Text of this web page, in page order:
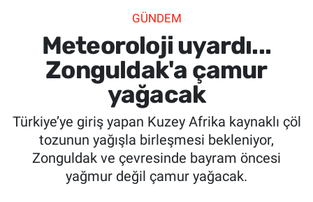
GÜNDEM
Meteoroloji uyardı...
Zonguldak'a çamur
yağacak
Türkiye’ye giriş yapan Kuzey Afrika kaynaklı çöl
tozunun yağışla birleşmesi bekleniyor,
Zonguldak ve çevresinde bayram öncesi
yağmur değil çamur yağacak.
SPOR